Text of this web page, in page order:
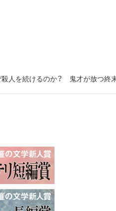
人を続けるのか？ 鬼才が放つ終